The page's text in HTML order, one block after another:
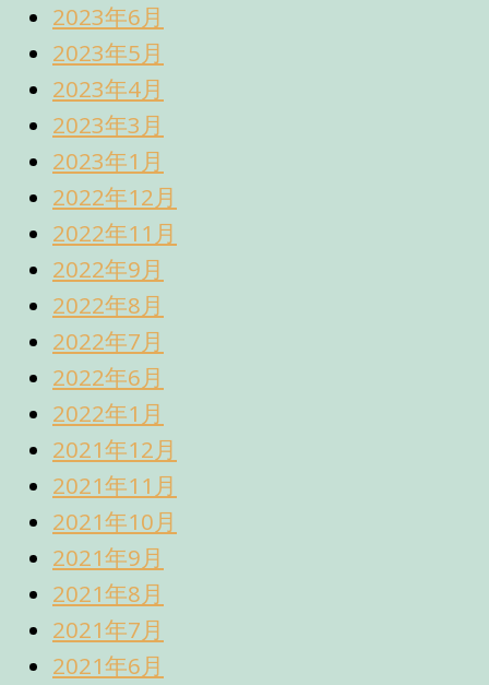
2023年6月
2023年5月
2023年4月
2023年3月
2023年1月
2022年12月
2022年11月
2022年9月
2022年8月
2022年7月
2022年6月
2022年1月
2021年12月
2021年11月
2021年10月
2021年9月
2021年8月
2021年7月
2021年6月